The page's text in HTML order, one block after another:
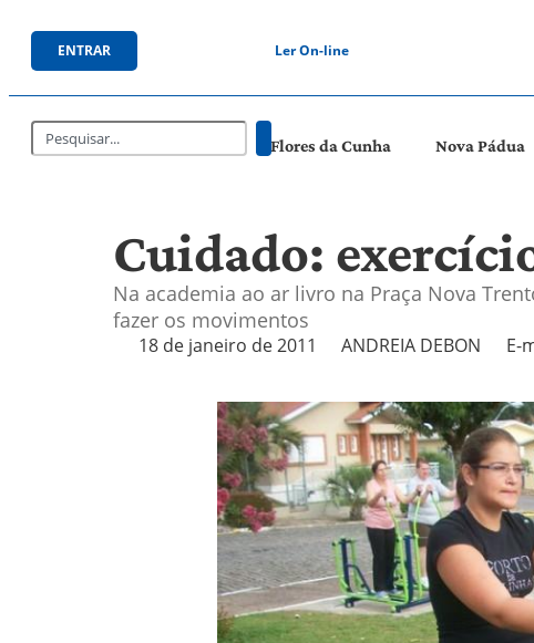
ENTRAR Ler On-line
Flores da Cunha Nova Pádua
Cuidado:
Na academia ao ar livro na Praça Nova
fazer os movimentos
18 de janeiro de 2011 ANDREIA DEBON E-